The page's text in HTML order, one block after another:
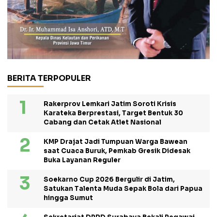
BERITA TERPOPULER
Rakerprov Lemkari Jatim Soroti Krisis
Karateka Berprestasi, Target Bentuk 30
Cabang dan Cetak Atlet Nasional
KMP Drajat Jadi Tumpuan Warga Bawean
saat Cuaca Buruk, Pemkab Gresik Didesak
Buka Layanan Reguler
Soekarno Cup 2026 Bergulir di Jatim,
Satukan Talenta Muda Sepak Bola dari Papua
hingga Sumut